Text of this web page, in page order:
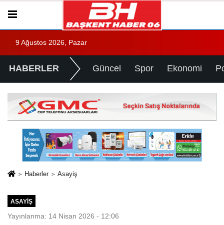
9 Ağustos 2026, Pazar
HABERLER Güncel Spor Ekonomi
Haberler Asayiş
ASAYIŞ
Yayınlanma: 14 Nisan 2026 - 12:06